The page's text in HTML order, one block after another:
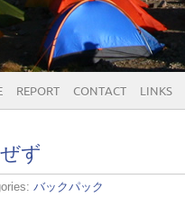
REPORT CONTACT LINKS
ず
バックパック